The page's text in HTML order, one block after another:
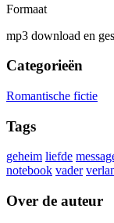
Formaat
mp3 download en
Categorieën
Romantische fictie
Tags
geheim liefde
notebook vader
Over de auteur